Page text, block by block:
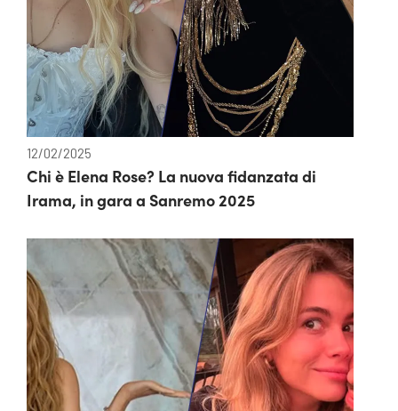
12/02/2025
Chi è Elena Rose? La nuova fidanzata di
Irama, in gara a Sanremo 2025